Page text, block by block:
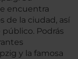
encuentra
de la ciudad, así
Podrás
y la famosa